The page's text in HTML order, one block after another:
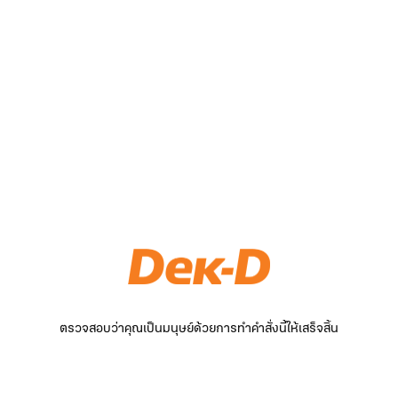
ตรวจสอบว่าคุณเป็นมนุษย์ด้วยการทำคำสั่งนี้ให้เสร็จสิ้น